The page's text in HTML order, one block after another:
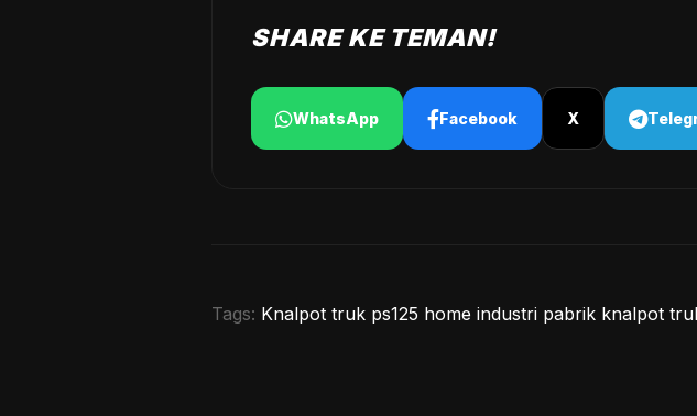
SHARE KE TEMAN!
WhatsApp Facebook X
Tags: Knalpot truk ps125 home industri pabrik knalpot